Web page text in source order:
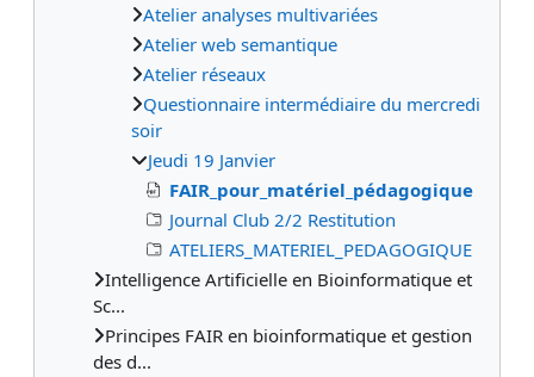
Atelier analyses multivariées
Atelier web semantique
Atelier réseaux
Questionnaire intermédiaire du mercredi
soir
Jeudi 19 Janvier
FAIR_pour_matériel_pédagogique
Journal Club 2/2 Restitution
ATELIERS_MATERIEL_PEDAGOGIQUE
Intelligence Artificielle en Bioinformatique et
Sc...
Principes FAIR en bioinformatique et gestion
des d...